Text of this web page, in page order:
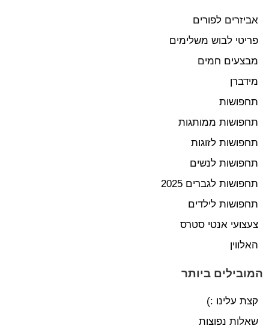
אביזרים לפורים
פריטי לבוש משלימים
מבצעים חמים
מידברן
תחפושות
תחפושות ממותגות
תחפושות לזוגות
תחפושות לנשים
תחפושות לגברים 2025
תחפושות לילדים
צעצועי אנטי סטרס
האלווין
המובילים ביותר
קצת עלינו :)
שאלות נפוצות